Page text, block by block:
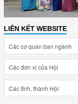
LIÊN KẾT WEBSITE